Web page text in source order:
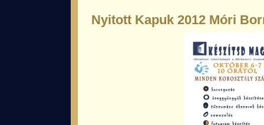
Nyitott Kapuk 2012 Móri